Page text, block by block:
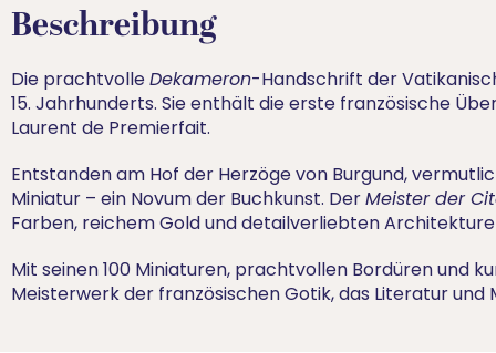
Beschreibung
Die prachtvolleDekameron-Handschrift der
15. Jahrhunderts. Sie enthält die erste französische
Laurent de Premierfait.
Entstanden am Hof der Herzöge von Burgund,
Miniatur – ein Novum der Buchkunst. DerMeister der
Farben, reichem Gold und detailverliebten
Mit seinen 100 Miniaturen, prachtvollen Bordüren und
Meisterwerk der französischen Gotik, das Literatur